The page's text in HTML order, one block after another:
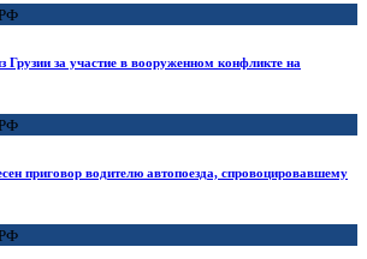
Грузии за участие в вооруженном конфликте на
приговор водителю автопоезда, спровоцировавшему